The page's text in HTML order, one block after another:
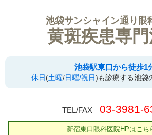
池袋サンシャイン通り眼
黄斑疾患専
池袋駅東口から徒歩1
休日 (土曜/ 日曜/祝日 )も診療する池袋
TEL/FAX 03-3981-
新宿東口眼科医院HPはこち